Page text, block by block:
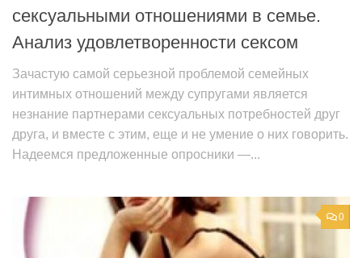
сексуальными отношениями в семье.
Анализ удовлетворенности сексом
Зачастую самой серьезной проблемой семейных
интимных отношений между супругами является
незнание партнерами сексуальных потребностей друг
друга, и вместе с этим, еще и не умение о них говорить.
Надеемся предложенные опросники —...
0